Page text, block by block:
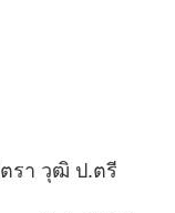
รา วุฒิ ป.ตรี